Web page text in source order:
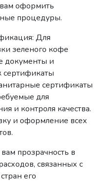
оформить
процедуры.
Для
зеленого кофе
документы и
сертификаты
сертификаты
для
и контроля качества.
и оформление всех
прозрачность в
связанных с
его